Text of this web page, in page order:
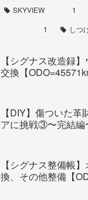
SKYVIEW 1
1 しつ
【シグナス改造録
交換【
【DIY】傷ついた
アに挑戦③〜完結編
【シグナス整備帳
換、その他整備【